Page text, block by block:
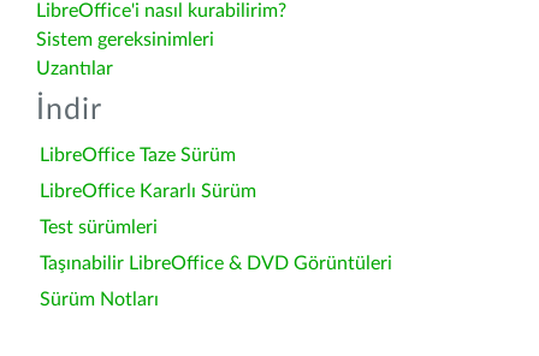
LibreOffice'i nasıl kurabilirim?
Sistem gereksinimleri
Uzantılar
İndir
LibreOffice Taze Sürüm
LibreOffice Kararlı Sürüm
Test sürümleri
Taşınabilir LibreOffice & DVD Görüntüleri
Sürüm Notları